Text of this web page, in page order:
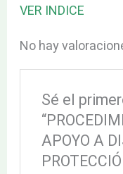
VER INDICE
No hay
Sé el
APOYO A